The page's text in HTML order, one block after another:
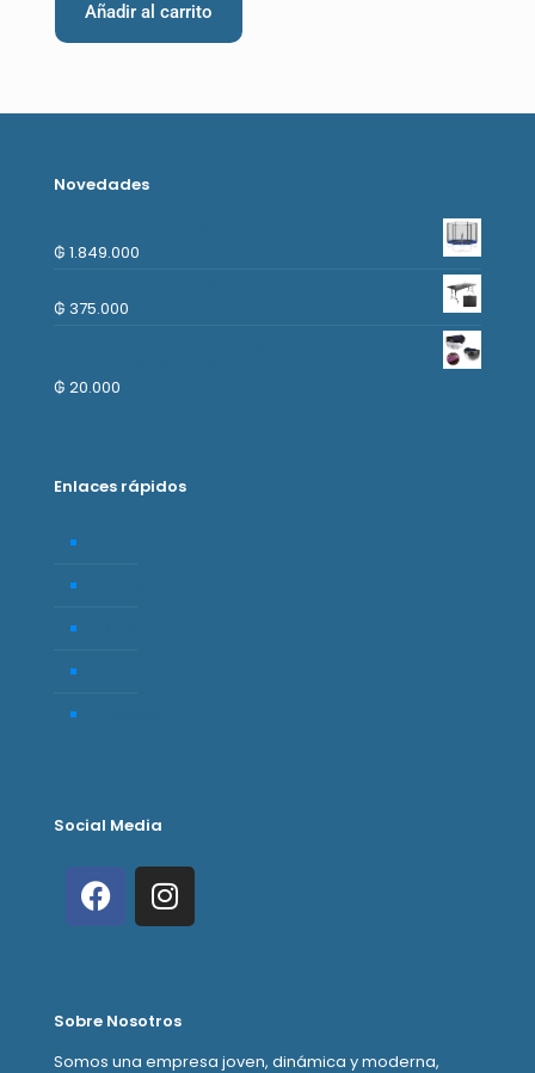
Añadir al carrito
Novedades
₲ 1.849.000
₲ 375.000
₲ 20.000
Enlaces rápidos
Social Media
Sobre Nosotros
Somos una empresa joven, dinámica y moderna,